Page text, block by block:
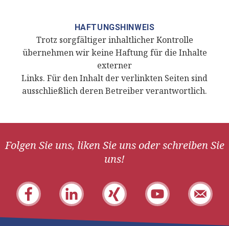
HAFTUNGSHINWEIS
Trotz sorgfältiger inhaltlicher Kontrolle
übernehmen wir keine Haftung für die Inhalte
externer
Links. Für den Inhalt der verlinkten Seiten sind
ausschließlich deren Betreiber verantwortlich.
Folgen Sie uns, liken Sie uns oder schreiben Sie
uns!